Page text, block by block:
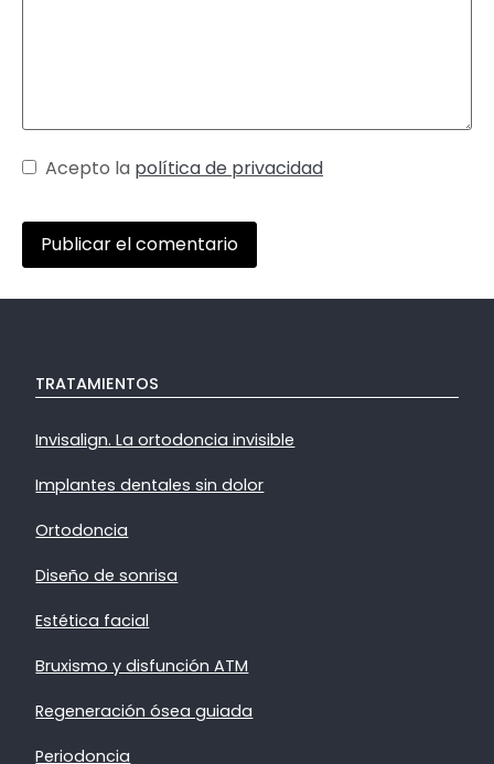
Acepto la política de privacidad
TRATAMIENTOS
Invisalign. La ortodoncia invisible
Implantes dentales sin dolor
Ortodoncia
Diseño de sonrisa
Estética facial
Bruxismo y disfunción ATM
Regeneración ósea guiada
Periodoncia